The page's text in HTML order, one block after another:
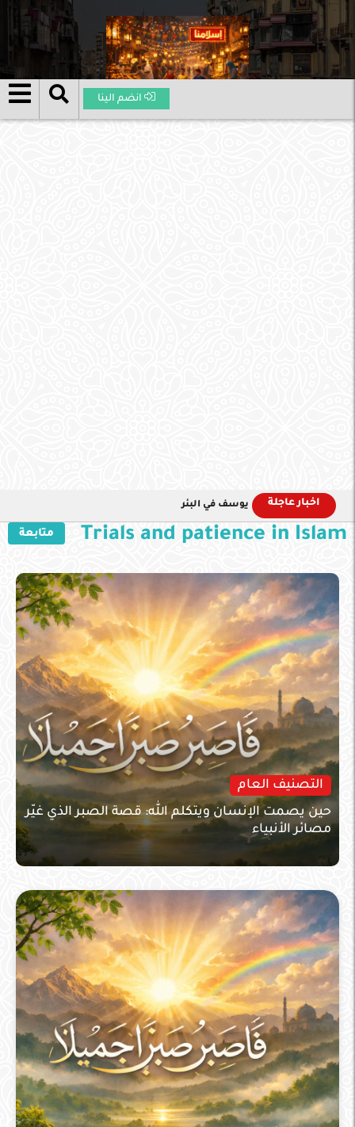
انضم الينا
اخبار عاجلة يوسف في البئر
Trials and patience in Islam متابعة
التصنيف العام
حين يصمت الإنسان ويتكلم الله: قصة الصبر الذي غيّر
مصائر الأنبياء